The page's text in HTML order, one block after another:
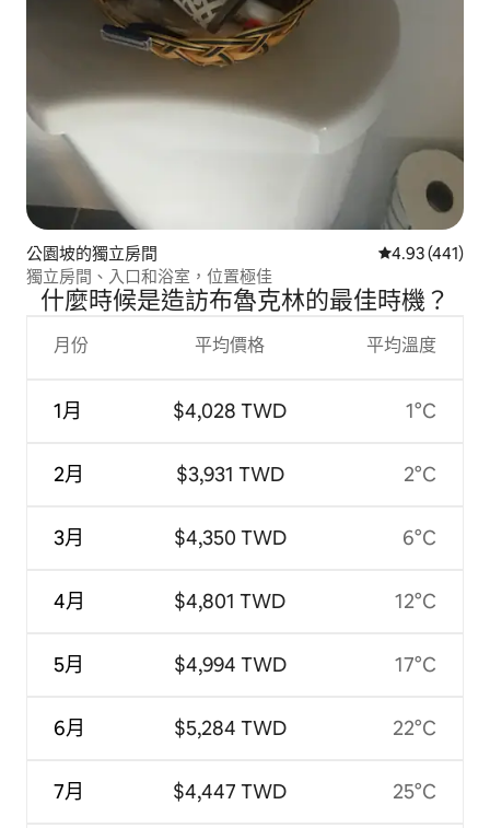
公園坡的獨立房間 從 441 則評價
4.93 (441)
獨立房間、入口和浴室，位置極佳
什麼時候是造訪布魯克林的最佳時機？
月份
1月
2月
3月
4月
5月
6月
7月
平均價格
$4,028 TWD
$3,931 TWD
$4,350 TWD
$4,801 TWD
$4,994 TWD
$5,284 TWD
$4,447 TWD
平均溫度
1°C
2°C
6°C
12°C
17°C
22°C
25°C